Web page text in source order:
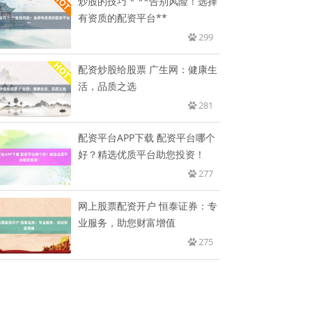
有资质的配资平台**
299
配资炒股给股票 广生网：健康生
活，品质之选
281
配资平台APP下载 配资平台哪个
好？精选优质平台助您投资！
277
网上股票配资开户 恒泰证券：专
业服务，助您财富增值
275